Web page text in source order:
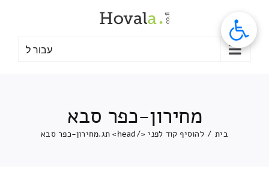
עבור ל
מחירון-כפר סבא
בית / להוסיף קוד לפני </head> תג. מחירון-כפר סבא